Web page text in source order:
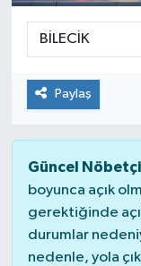
Paylaş
Güncel
boyunca açık
gerektiğinde
durumlar
nedenle, yola